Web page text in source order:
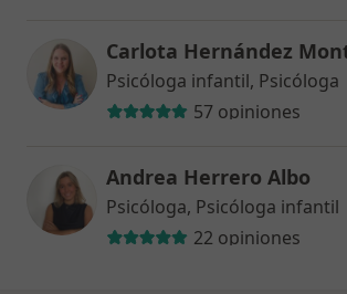
Carlota Hernández
Psicóloga infantil, Psicóloga
57 opiniones
Andrea Herrero Albo
Psicóloga, Psicóloga infantil
22 opiniones